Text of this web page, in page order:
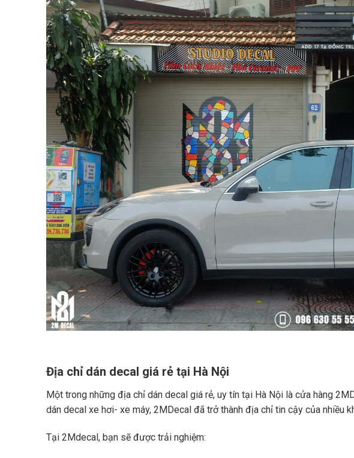
Địa chỉ dán decal giá rẻ tại Hà Nội
Một trong những địa chỉ dán decal giá rẻ, uy tín tại Hà Nội là cửa hàng
dán decal xe hơi- xe máy, 2MDecal đã trở thành địa chỉ tin cậy của nhiều
Tại 2Mdecal, bạn sẽ được trải nghiệm: